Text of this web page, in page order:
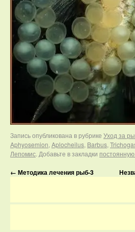
Запись опубликована в рубрике Уход за
Aphyosemion, Aplocheilus, Barbus,
Лепомис. Добавьте в закладки
← Методика лечения рыб-3